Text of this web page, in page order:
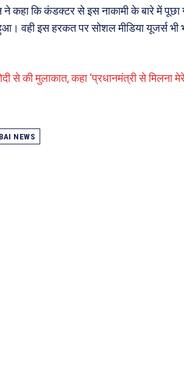
ने कहा कि कंडक्टर से इस नाकामी के बारे में पूछा
हुआ। वही इस हरकत पर सोशल मीडिया यूजर्स
से की मुलाकात, कहा ‘प्रधानमंत्री से मिलना
NEWS